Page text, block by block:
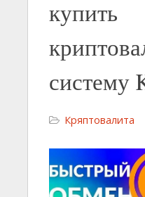
купить
систему
Кряптовалита